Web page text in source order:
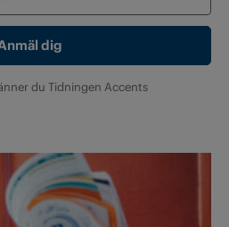
du Tidningen Accents